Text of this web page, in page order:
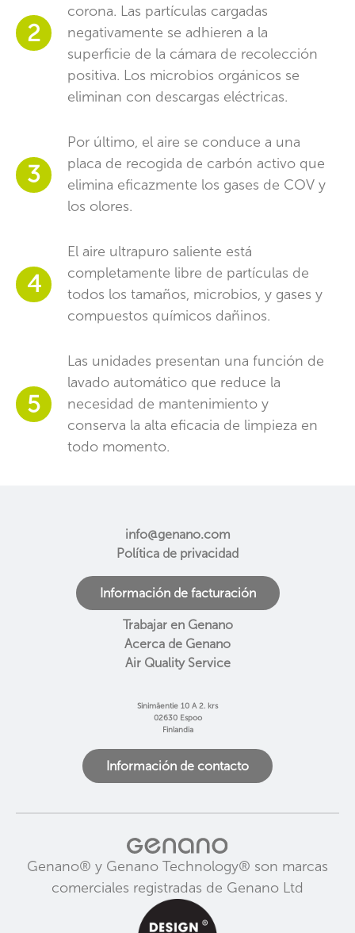
2
corona. Las partículas cargadas
negativamente se adhieren a la
superficie de la cámara de recolección
positiva. Los microbios orgánicos se
eliminan con descargas eléctricas.
3
Por último, el aire se conduce a una
placa de recogida de carbón activo que
elimina eficazmente los gases de COV y
los olores.
4
El aire ultrapuro saliente está
completamente libre de partículas de
todos los tamaños, microbios, y gases y
compuestos químicos dañinos.
5
Las unidades presentan una función de
lavado automático que reduce la
necesidad de mantenimiento y
conserva la alta eficacia de limpieza en
todo momento.
info@genano.com
Política de privacidad
Información de facturación
Trabajar en Genano
Acerca de Genano
Air Quality Service
Sinimäentie 10 A 2. krs
02630 Espoo
Finlandia
Información de contacto
Genano® y Genano Technology® son marcas
comerciales registradas de Genano Ltd